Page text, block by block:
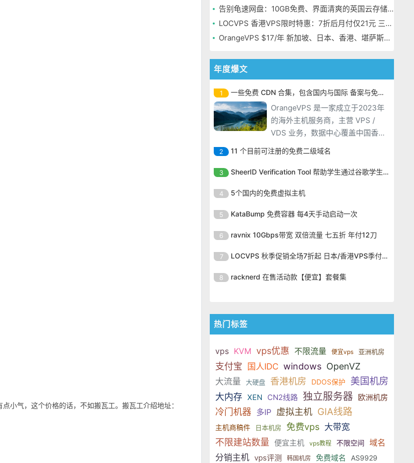
小气，这个价格的话，不如搬瓦工。搬瓦工介绍地址：
告别龟速网盘：10GB免费、界面清爽的英国云存储Icedrive体验
LOCVPS 香港VPS限时特惠：7折后月付仅21元 三网优化BGP线路 可选原生IP
OrangeVPS $17/年 新加坡、日本、香港、堪萨斯机房
年度爆文
1 一些免费 CDN 合集，包含国内与国际 备案与免备案
OrangeVPS 是一家成立于2023年
的海外主机服务商，主营 VPS /
VDS 业务，数据中心覆盖中国香
港、新加坡、日本、美国堪萨斯与
洛杉矶等多个地区。其 VPS 产品基
于 KVM 虚拟化架构，配备 NVMe
国两大系列。亚洲 VPS 月付低至 6
2 11 个目前可注册的免费二级域名
OrangeVPS 是一家成立于2023年
的海外主机服务商，主营 VPS /
VDS 业务，数据中心覆盖中国香
洛杉矶等多个地区。其 VPS 产品基
SSD 固态硬盘，主要分为亚洲和美
国两大系列。亚洲 VPS 月付低至 6
3 SheerID Verification Tool 帮助学生通过谷歌学生计划免费获得 Gemini Advanced
OrangeVPS 是一家成立于2023年
的海外主机服务商，主营 VPS /
VDS 业务，数据中心覆盖中国香
洛杉矶等多个地区。其 VPS 产品基
SSD 固态硬盘，主要分为亚洲和美
国两大系列。亚洲 VPS 月付低至 6
4 5个国内的免费虚拟主机
OrangeVPS 是一家成立于2023年
的海外主机服务商，主营 VPS /
VDS 业务，数据中心覆盖中国香
洛杉矶等多个地区。其 VPS 产品基
SSD 固态硬盘，主要分为亚洲和美
5 KataBump 免费容器 每4天手动启动一次
OrangeVPS 是一家成立于2023年
的海外主机服务商，主营 VPS /
VDS 业务，数据中心覆盖中国香
洛杉矶等多个地区。其 VPS 产品基
国两大系列。亚洲 VPS 月付低至 6
6 ravnix 10Gbps带宽 双倍流量 七五折 年付12刀
OrangeVPS 是一家成立于2023年
的海外主机服务商，主营 VPS /
VDS 业务，数据中心覆盖中国香
于 KVM 虚拟化架构，配备 NVMe
国两大系列。亚洲 VPS 月付低至 6
美元，美国
7 LOCVPS 秋季促销全场7折起 日本/香港VPS季付63元
OrangeVPS 是一家成立于2023年
的海外主机服务商，主营 VPS /
于 KVM 虚拟化架构，配备 NVMe
SSD 固态硬盘，主要分为亚洲和美
国两大系列。亚洲 VPS 月付低至 6
美元，美国
8 racknerd 在售活动款【便宜】套餐集
VDS 业务，数据中心覆盖中国香
于 KVM 虚拟化架构，配备 NVMe
SSD 固态硬盘，主要分为亚洲和美
国两大系列。亚洲 VPS 月付低至 6
美元，美国
热门标签
vps KVM vps优惠 不限流量 便宜vps 亚洲机房
支付宝 国人IDC windows OpenVZ
大流量 大硬盘 香港机房 DDOS保护 美国机房
大内存 XEN CN2线路 独立服务器 欧洲机房
冷门机器 多IP 虚拟主机 GIA线路
主机商稿件 日本机房 免费vps 大带宽
不限建站数量 便宜主机 vps教程 不限空间
域名
分销主机 vps评测 韩国机房 免费域名 AS9929